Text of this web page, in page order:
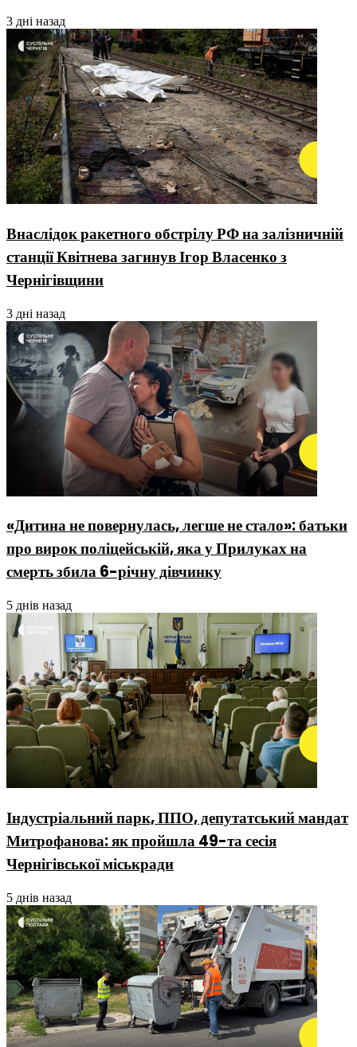
3 дні назад
Внаслідок ракетного обстрілу РФ на залізничній
станції Квітнева загинув Ігор Власенко з
Чернігівщини
3 дні назад
«Дитина не повернулась, легше не стало»: батьки
про вирок поліцейській, яка у Прилуках на
смерть збила 6-річну дівчинку
5 днів назад
Індустріальний парк, ППО, депутатський мандат
Митрофанова: як пройшла 49-та сесія
Чернігівської міськради
5 днів назад